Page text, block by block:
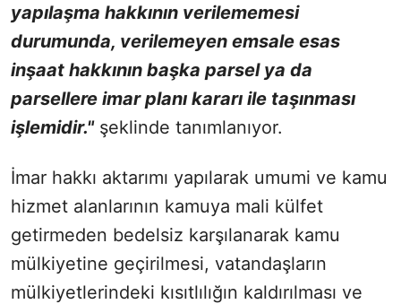
yapılaşma hakkının verilememesi
durumunda, verilemeyen emsale esas
inşaat hakkının başka parsel ya da
parsellere imar planı kararı ile taşınması
işlemidir."şeklinde tanımlanıyor.
İmar hakkı aktarımı yapılarak umumi ve kamu
hizmet alanlarının kamuya mali külfet
getirmeden bedelsiz karşılanarak kamu
mülkiyetine geçirilmesi, vatandaşların
mülkiyetlerindeki kısıtlılığın kaldırılması ve